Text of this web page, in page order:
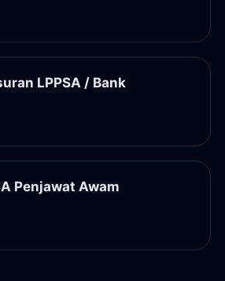
LPPSA / Bank
Penjawat Awam